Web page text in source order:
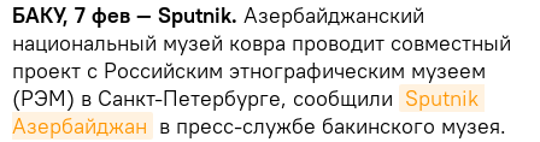
БАКУ, 7 фев — Sputnik. Азербайджанский
национальный музей ковра проводит совместный
проект с Российским этнографическим музеем
(РЭМ) в Санкт-Петербурге, сообщили Sputnik
Азербайджан в пресс-службе бакинского музея.